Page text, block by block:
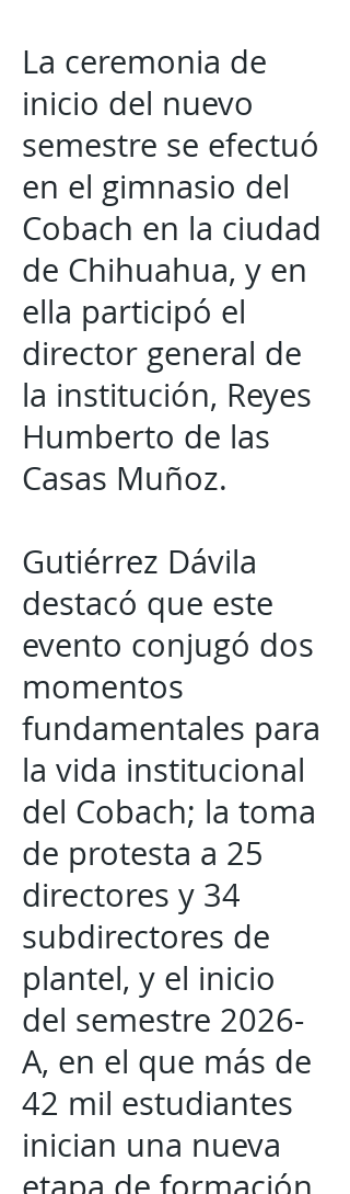
La ceremonia de
inicio del nuevo
semestre se efectuó
en el gimnasio del
Cobach en la ciudad
de Chihuahua, y en
ella participó el
director general de
la institución, Reyes
Humberto de las
Casas Muñoz.
Gutiérrez Dávila
destacó que este
evento conjugó dos
momentos
fundamentales para
la vida institucional
del Cobach; la toma
de protesta a 25
directores y 34
subdirectores de
plantel, y el inicio
del semestre 2026-
A, en el que más de
42 mil estudiantes
inician una nueva